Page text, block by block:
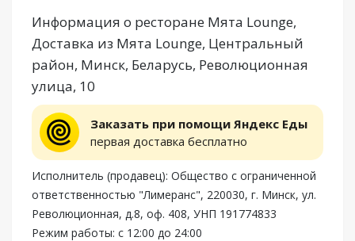
Информация о ресторане Мята Lounge,
Доставка из Мята Lounge, Центральный
район, Минск, Беларусь, Революционная
улица, 10
Заказать при помощи Яндекс Еды
первая доставка бесплатно
Исполнитель (продавец): Общество с ограниченной
ответственностью "Лимеранс", 220030, г. Минск, ул.
Революционная, д.8, оф. 408, УНП 191774833
Режим работы: с 12:00 до 24:00